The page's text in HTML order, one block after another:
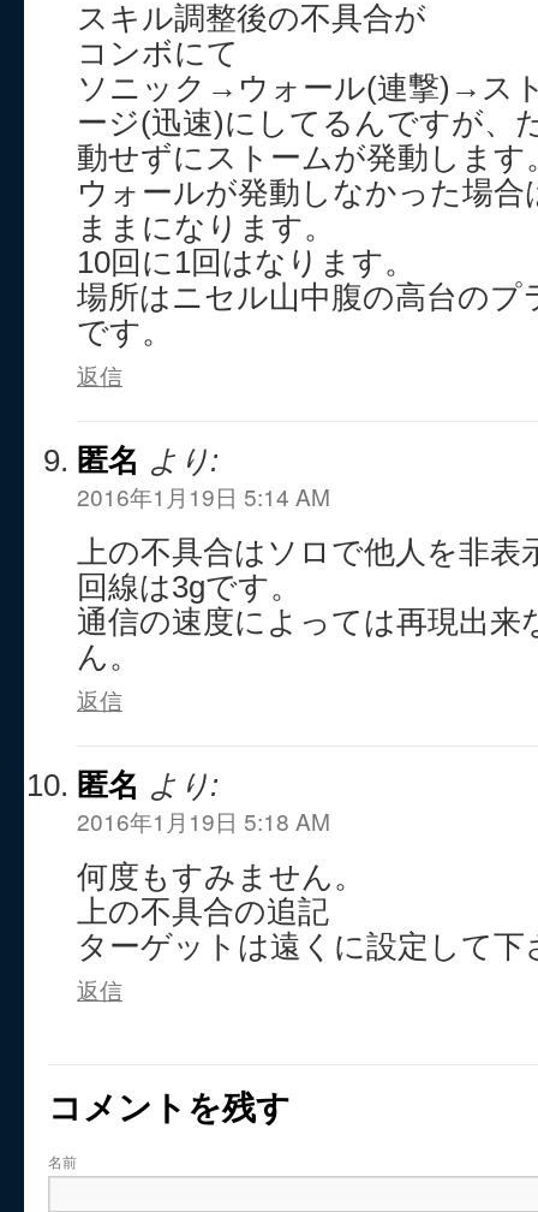
スキル調整後の不具合が
コンボにて
ソニック→ウォール(連撃)→ス
ージ(迅速)にしてるんですが、
動せずにストームが発動します
ウォールが発動しなかった場
ままになります。
10回に1回はなります。
場所はニセル山中腹の高台のプ
です。
返信
匿名 より:
2016年1月19日 5:14 AM
上の不具合はソロで他人を非
回線は3gです。
通信の速度によっては再現出来
ん。
返信
匿名 より:
2016年1月19日 5:18 AM
何度もすみません。
上の不具合の追記
ターゲットは遠くに設定して下
返信
コメントを残す
名前